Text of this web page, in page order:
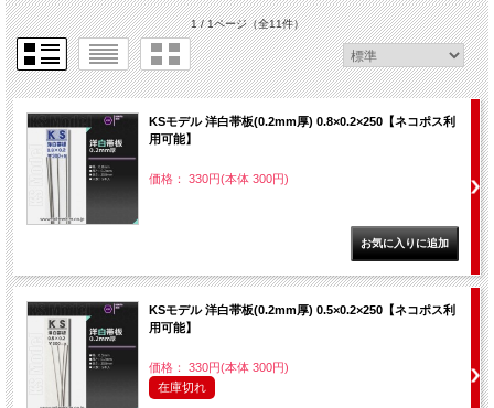
1 / 1ページ（全11件）
KSモデル 洋白帯板(0.2mm厚) 0.8×0.2×250【ネコポス利
用可能】
価格： 330円(本体 300円)
KSモデル 洋白帯板(0.2mm厚) 0.5×0.2×250【ネコポス利
用可能】
価格： 330円(本体 300円)
在庫切れ